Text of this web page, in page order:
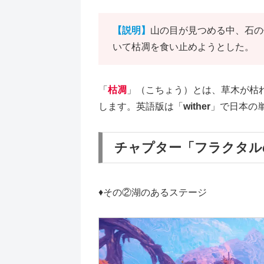
【説明】 山の目が見つめる中、石
いて枯凋を食い止めようとした。
「 枯凋 」（こちょう）とは、草木が
します。英語版は「 wither 」で日本の
チャプター「フラクタ
♦その②湖のあるステージ